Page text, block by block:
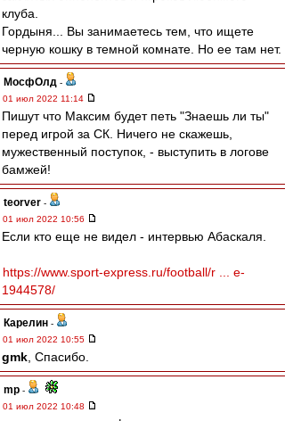
клуба.
Гордыня... Вы занимаетесь тем, что ищете
черную кошку в темной комнате. Но ее там нет.
МосфОлд -
01 июл 2022 11:14
Пишут что Максим будет петь "Знаешь ли ты"
перед игрой за СК. Ничего не скажешь,
мужественный поступок, - выступить в логове
бамжей!
teorver -
01 июл 2022 10:56
Если кто еще не видел - интервью Абаскаля.
https://www.sport-express.ru/football/r ... e-
1944578/
Карелин -
01 июл 2022 10:55
gmk , Спасибо.
mp -
01 июл 2022 10:48